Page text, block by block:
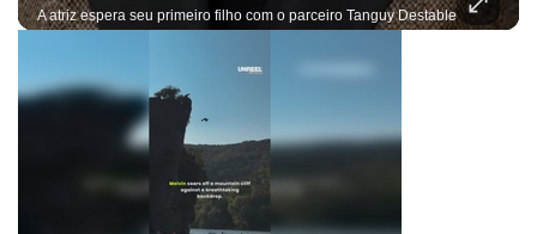
A atriz espera seu primeiro filho com o parceiro Tanguy Destable